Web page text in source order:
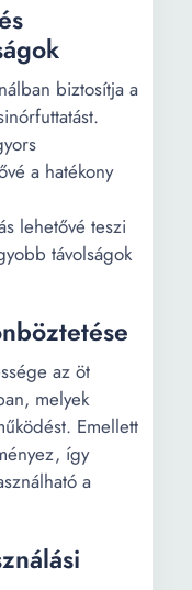
biztosítja a
a hatékony
lehetővé teszi
távolságok
az öt
melyek
Emellett
így
a